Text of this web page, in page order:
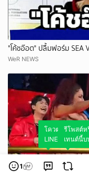
"โค้ชอ๊อต" ปลื้มฟอร์ม SEA
WeR NEWS
1
โควตมุมมองข
LINE TODAY
รีโพสต์
เทนต์นี้บ